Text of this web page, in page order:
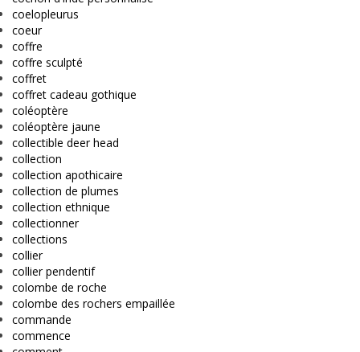
coelopleurus
coeur
coffre
coffre sculpté
coffret
coffret cadeau gothique
coléoptère
coléoptère jaune
collectible deer head
collection
collection apothicaire
collection de plumes
collection ethnique
collectionner
collections
collier
collier pendentif
colombe de roche
colombe des rochers empaillée
commande
commence